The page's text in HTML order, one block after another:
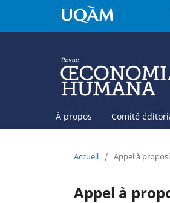
À propos Comité
Accueil / Appel à
Appel à